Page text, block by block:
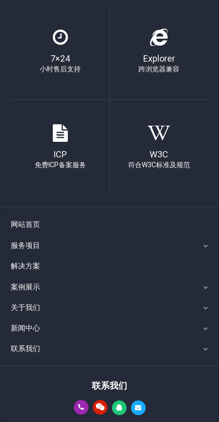
7×24
小时售后支持
Explorer
跨浏览器兼容
ICP
免费ICP备案服务
W3C
符合W3C标准及规范
网站首页
服务项目
解决方案
案例展示
关于我们
新闻中心
联系我们
联系我们